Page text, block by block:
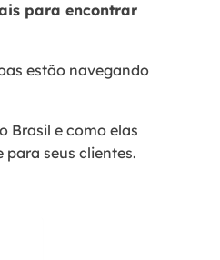
para encontrar
estão navegando
Brasil e como elas
seus clientes.